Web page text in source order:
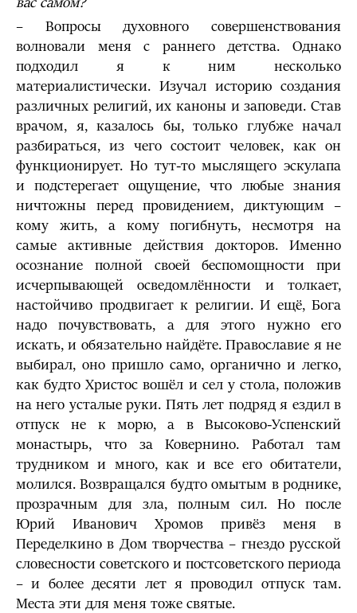
– Вопросы духовного совершенствования
волновали меня с раннего детства. Однако
подходил я к ним несколько
материалистически. Изучал историю создания
различных религий, их каноны и заповеди. Став
врачом, я, казалось бы, только глубже начал
разбираться, из чего состоит человек, как он
функционирует. Но тут-то мыслящего эскулапа
и подстерегает ощущение, что любые знания
ничтожны перед провидением, диктующим –
кому жить, а кому погибнуть, несмотря на
самые активные действия докторов. Именно
осознание полной своей беспомощности при
исчерпывающей осведомлённости и толкает,
настойчиво продвигает к религии. И ещё, Бога
надо почувствовать, а для этого нужно его
искать, и обязательно найдёте. Православие я не
выбирал, оно пришло само, органично и легко,
как будто Христос вошёл и сел у стола, положив
на него усталые руки. Пять лет подряд я ездил в
отпуск не к морю, а в Высоково-Успенский
монастырь, что за Ковернино. Работал там
трудником и много, как и все его обитатели,
молился. Возвращался будто омытым в роднике,
прозрачным для зла, полным сил. Но после
Юрий Иванович Хромов привёз меня в
Переделкино в Дом творчества – гнездо русской
словесности советского и постсоветского периода
– и более десяти лет я проводил отпуск там.
Места эти для меня тоже святые.